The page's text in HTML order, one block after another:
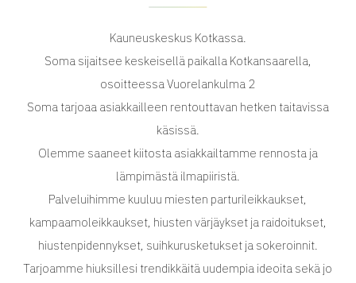
Kauneuskeskus Kotkassa.
Soma sijaitsee keskeisellä paikalla Kotkansaarella,
osoitteessa Vuorelankulma 2
Soma tarjoaa asiakkailleen rentouttavan hetken taitavissa
käsissä.
Olemme saaneet kiitosta asiakkailtamme rennosta ja
lämpimästä ilmapiiristä.
Palveluihimme kuuluu miesten parturileikkaukset,
kampaamoleikkaukset, hiusten värjäykset ja raidoitukset,
hiustenpidennykset, suihkurusketukset ja sokeroinnit.
Tarjoamme hiuksillesi trendikkäitä uudempia ideoita sekä jo